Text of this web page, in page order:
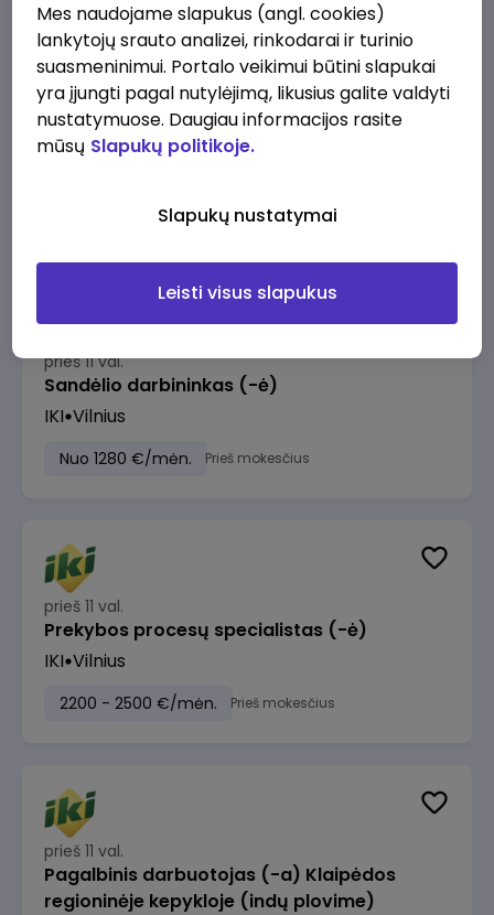
prieš 11 val.
Darbo užmokesčio buhalteris(ė)
3000 - 3650 €/mėn. Prieš mokesčius
prieš 11 val.
Sandėlio darbininkas (-ė)
IKI Vilnius
Nuo 1280 €/mėn. Prieš mokesčius
prieš 11 val.
Prekybos procesų specialistas (-ė)
IKI Vilnius
2200 - 2500 €/mėn. Prieš mokesčius
prieš 11 val.
Pagalbinis darbuotojas (-a) Klaipėdos
regioninėje kepykloje (indų plovime)
Mes naudojame slapukus (angl. cookies)
lankytojų srauto analizei, rinkodarai ir turinio
suasmeninimui. Portalo veikimui būtini slapukai
yra įjungti pagal nutylėjimą, likusius galite valdyti
nustatymuose. Daugiau informacijos rasite
mūsų Slapukų politikoje.
Slapukų nustatymai
Leisti visus slapukus